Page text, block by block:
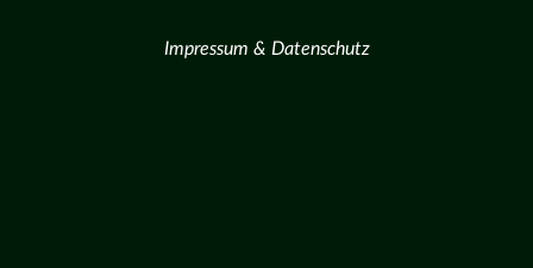
Impressum & Datenschutz